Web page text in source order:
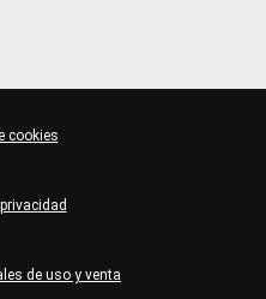
de uso y venta
cookies